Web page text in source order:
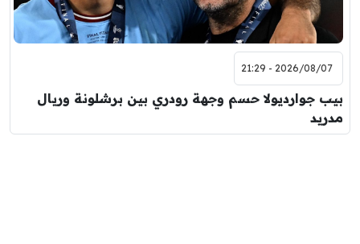
2026/08/07 - 21:29
بيب جوارديولا حسم وجهة رودري بين برشلونة وريال
مدريد